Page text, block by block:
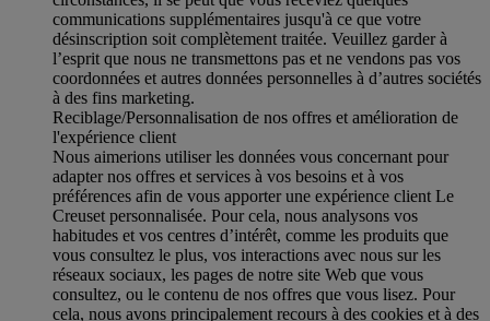
communications supplémentaires jusqu'à ce que votre
désinscription soit complètement traitée. Veuillez garder à
l’esprit que nous ne transmettons pas et ne vendons pas vos
coordonnées et autres données personnelles à d’autres sociétés
à des fins marketing.
Reciblage/Personnalisation de nos offres et amélioration de
l'expérience client
Nous aimerions utiliser les données vous concernant pour
adapter nos offres et services à vos besoins et à vos
préférences afin de vous apporter une expérience client Le
Creuset personnalisée. Pour cela, nous analysons vos
habitudes et vos centres d’intérêt, comme les produits que
vous consultez le plus, vos interactions avec nous sur les
réseaux sociaux, les pages de notre site Web que vous
consultez, ou le contenu de nos offres que vous lisez. Pour
cela, nous avons principalement recours à des cookies et à des